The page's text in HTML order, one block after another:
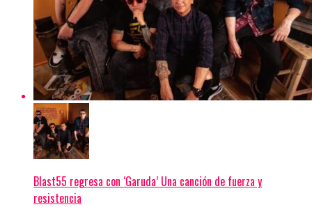
Blast55 regresa con ‘Garuda’ Una canción de fuerza y
resistencia